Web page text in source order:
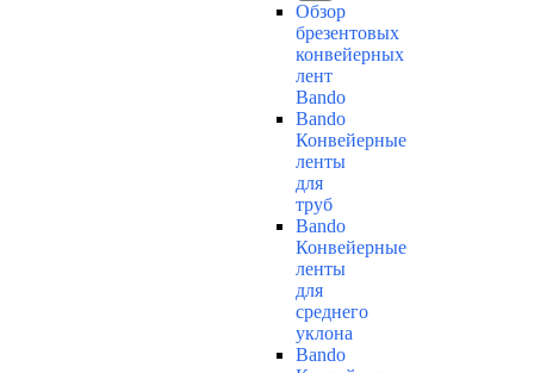
Обзор
брезентовых
конвейерных
лент
Bando
Bando
Конвейерные
ленты
для
труб
Bando
Конвейерные
ленты
для
среднего
уклона
Bando